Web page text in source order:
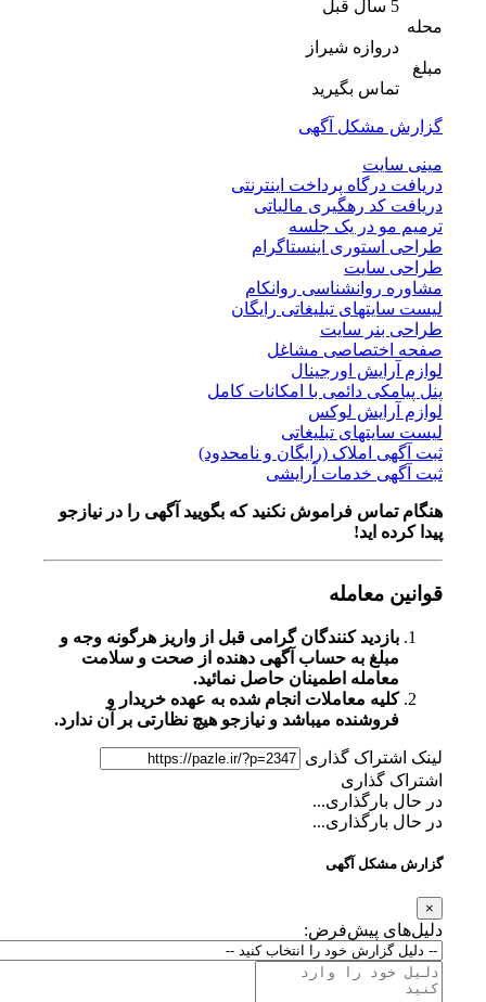
دروازه شیراز
تماس بگیرید
گزارش مشکل آگهی
مینی سایت
دریافت درگاه پرداخت اینترنتی
دریافت کد رهگیری مالیاتی
ترمیم مو در یک جلسه
طراحی استوری اینستاگرام
طراحی سایت
مشاوره روانشناسی روانکام
لیست سایتهای تبلیغاتی رایگان
طراحی بنر سایت
صفحه اختصاصی مشاغل
لوازم آرایش اورجینال
پنل پیامکی دائمی با امکانات کامل
لوازم آرایش لوکس
لیست سایتهای تبلیغاتی
ثبت آگهی املاک (رایگان و نامحدود)
ثبت آگهی خدمات آرایشی
هنگام تماس فراموش نکنید که بگویید آگهی را در نیازجو
پیدا کرده اید!
قوانین معامله
بازدید کنندگان گرامی قبل از واریز هرگونه وجه و
مبلغ به حساب آگهی دهنده از صحت و سلامت
معامله اطمینان حاصل نمائید.
کلیه معاملات انجام شده به عهده خریدار و
فروشنده میباشد و نیازجو هیچ نظارتی بر آن ندارد.
لینک اشتراک گذاری
اشتراک گذاری
در حال بارگذاری...
در حال بارگذاری...
گزارش مشکل آگهی
دلیل‌های پیش‌فرض: